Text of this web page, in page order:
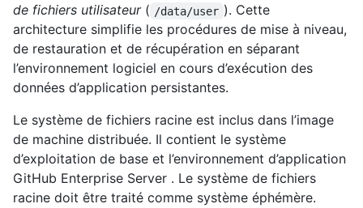
de fichiers utilisateur( /data/user ). Cette
architecture simplifie les procédures de mise à niveau,
de restauration et de récupération en séparant
l’environnement logiciel en cours d’exécution des
données d’application persistantes.
Le système de fichiers racine est inclus dans l’image
de machine distribuée. Il contient le système
d’exploitation de base et l’environnement d’application
GitHub Enterprise Server . Le système de fichiers
racine doit être traité comme système éphémère.